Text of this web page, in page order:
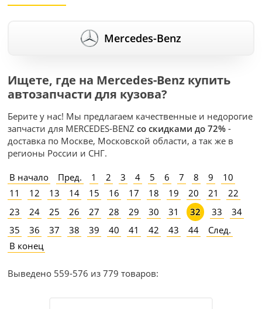
Mercedes-Benz
Ищете, где на Mercedes-Benz купить
автозапчасти для кузова?
Берите у нас! Мы предлагаем качественные и недорогие
запчасти для MERCEDES-BENZсо скидками до 72% -
доставка по Москве, Московской области, а так же в
регионы России и СНГ.
В начало Пред. 1 2 3 4 5 6 7 8 9
10
11
12 13 14 15 16 17 18 19 20 21
22
23
24 25 26 27 28 29 30 31 32 33
34
35
36 37 38 39 40 41 42 43 44
След.
В конец
Выведено 559-576 из 779 товаров: